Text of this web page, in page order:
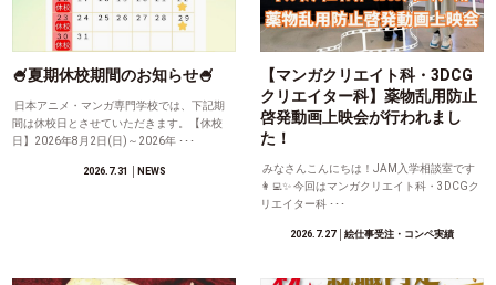
🍧夏期休校期間のお知らせ🍧
日本アニメ・マンガ専門学校では、下記期
間は休校日とさせていただきます。【休校
日】2026年8月2日(日)～2026年 ･･･
2026.7.31 │NEWS
【マンガクリエイト科・3DCG
クリエイター科】薬物乱用防止
啓発動画上映会が行われまし
た！
みなさんこんにちは！JAM入学相談室です
👩‍💻✨ 今回はマンガクリエイト科・3DCGク
リエイター科 ･･･
2026.7.27│絵仕事受注・コンペ実績